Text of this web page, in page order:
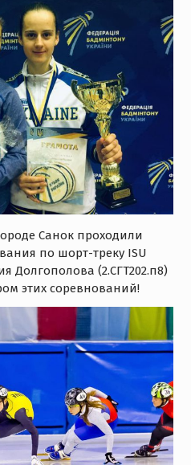
Санок проходили
по шорт-треку ISU
Долгополова (2.СГТ202.п8)
этих соревнований!